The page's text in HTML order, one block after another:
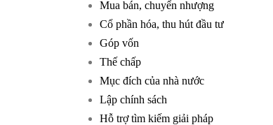
Mua bán, chuyển nhượng
Cổ phần hóa, thu hút đầu tư
Góp vốn
Thế chấp
Mục đích của nhà nước
Lập chính sách
Hỗ trợ tìm kiếm giải pháp